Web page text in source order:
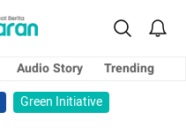
Audio Story
Trending
Green Initiative